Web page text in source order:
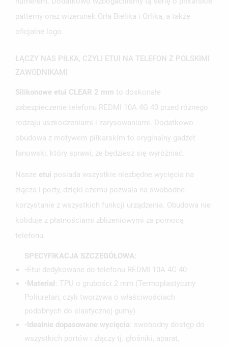
patterny oraz wizerunek Orła Bielika i Orlika, a także
oficjalne logo.
ŁĄCZY NAS PIŁKA, CZYLI ETUI NA TELEFON Z POLSKIMI
ZAWODNIKAMI
Silikonowe etui CLEAR 2 mm to doskonałe
zabezpieczenie telefonu REDMI 10A 4G 40 przed różnego
rodzaju uszkodzeniami i zarysowaniami. Dodatkowo
obudowa z motywem piłkarskim to oryginalny gadżet
fanowski, który sprawi, że będziesz się wyróżniać.
Nasze etui posiada wszystkie niezbędne wycięcia na
złącza i porty, dzięki czemu pozwala na swobodne
korzystanie z wszystkich funkcji urządzenia. Obudowa nie
koliduje z płatnościami zbliżeniowymi za pomocą
telefonu.
SPECYFIKACJA SZCZEGÓŁOWA:
•Etui dedykowane do telefonu REDMI 10A 4G 40
• Materiał : TPU o grubości 2 mm (Termoplastyczny
Poliuretan, czyli tworzywa o właściwościach
podobnych do elastycznej gumy)
• Idealnie dopasowane wycięcia: swobodny dostęp do
wszystkich portów i złączy tj. głośniki, aparat,
MOJE LISTY ŻYCZEŃ